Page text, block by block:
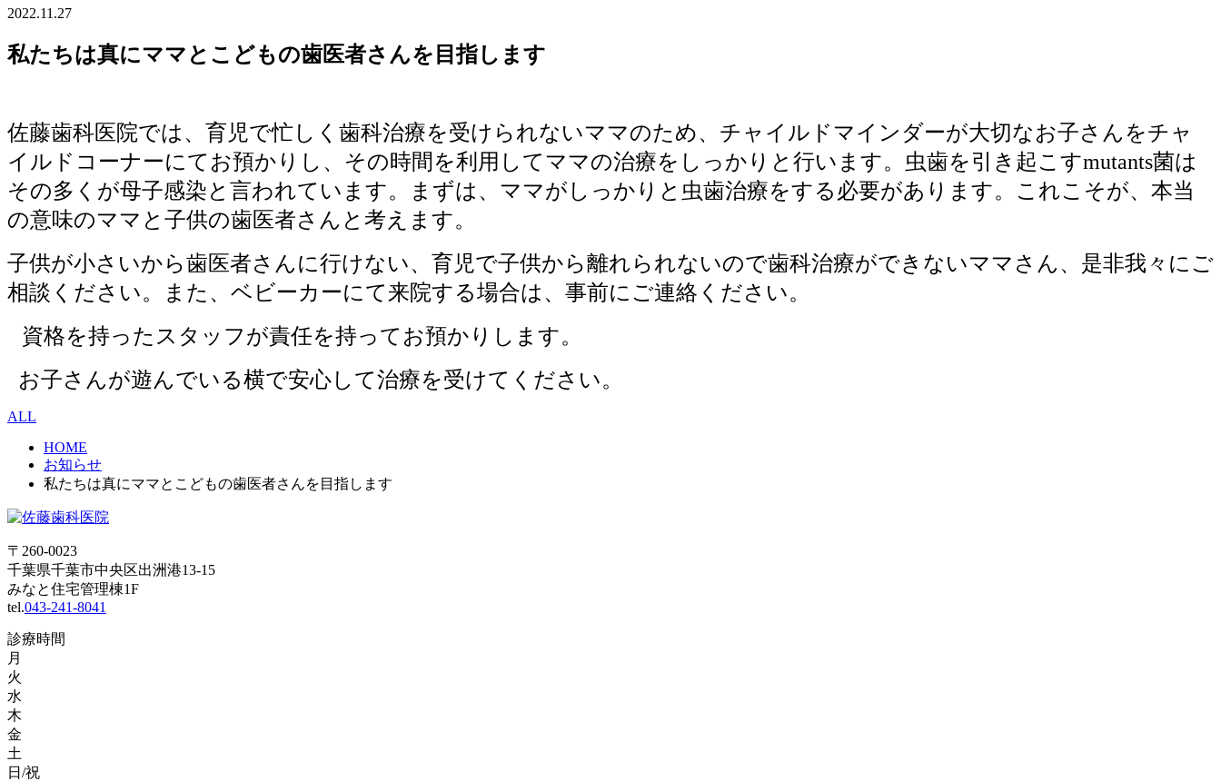
2022.11.27
私たちは真にママとこどもの歯医者さんを目指します
佐藤歯科医院では、育児で忙しく歯科治療を受けられないママのため、チャイルドマインダーが大切なお子さんをチャ
イルドコーナーにてお預かりし、その時間を利用してママの治療をしっかりと行います。虫歯を引き起こすmutants菌は
その多くが母子感染と言われています。まずは、ママがしっかりと虫歯治療をする必要があります。これこそが、本当
の意味のママと子供の歯医者さんと考えます。
子供が小さいから歯医者さんに行けない、育児で子供から離れられないので歯科治療ができないママさん、是非我々にご
相談ください。また、ベビーカーにて来院する場合は、事前にご連絡ください。
資格を持ったスタッフが責任を持ってお預かりします。
お子さんが遊んでいる横で安心して治療を受けてください。
ALL
HOME
お知らせ
私たちは真にママとこどもの歯医者さんを目指します
〒260-0023
千葉県千葉市中央区出洲港13-15
みなと住宅管理棟1F
tel.043-241-8041
診療時間
月
火
水
木
金
土
日/祝